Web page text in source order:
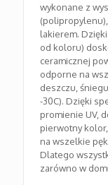
wykonane z
lakierem.
od koloru)
ceramicznej
odporne na
deszczu,
-30C). Dzięki
promienie UV,
pierwotny
na wszelkie
Dlatego
zarówno w